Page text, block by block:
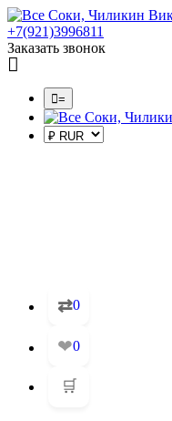
+7(921)3996811
Заказать звонок
=
⇄0
❤0
🛒